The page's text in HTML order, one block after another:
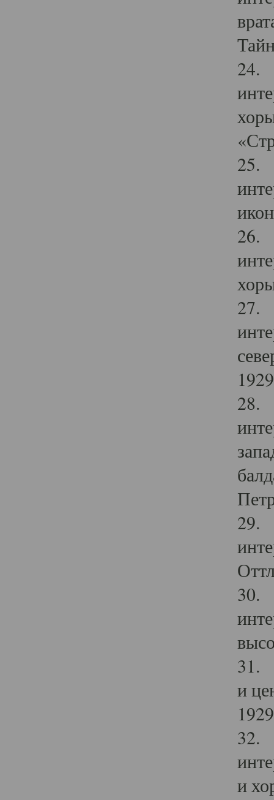
24.
25.
26.
27.
28.
29.
30.
31.
и
32.
и